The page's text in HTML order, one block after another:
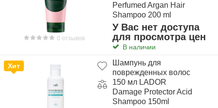
0 отзывов
Perfumed Argan Hair
Shampoo 200 ml
У Вас нет доступа
для просмотра цен
В наличии
Хит
Шампунь для
поврежденных волос
150 мл LADOR
Damage Protector Acid
Shampoo 150ml